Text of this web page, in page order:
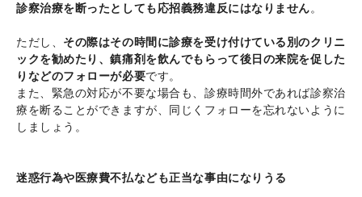
診察治療を断ったとしても応招義務違反にはなりません。
ただし、 その際はその時間に診療を受け付けている別のクリニ
ックを勧めたり、鎮痛剤を飲んでもらって後日の来院を促した
りなどのフォローが必要です。
また、緊急の対応が不要な場合も、診療時間外であれば診察治
療を断ることができますが、同じくフォローを忘れないように
しましょう。
迷惑行為や医療費不払なども正当な事由になりうる